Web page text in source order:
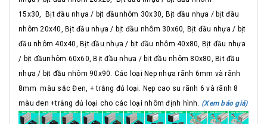
15x30, Bịt đầu nhựa / bịt đầunhôm 30x30, Bịt đầu nhựa / bịt đầu
nhôm 20x40, Bịt đầu nhựa / bịt đầu nhôm 30x60, Bịt đầu nhựa / bịt
đầu nhôm 40x40, Bịt đầu nhựa / bịt đầu nhôm 40x80, Bịt đầu nhựa
/ bịt đầunhôm 60x60, Bịt đầu nhựa / bịt đầu nhôm 80x80, Bịt đầu
nhựa / bịt đầu nhôm 90x90. Các loại Nẹp nhựa rãnh 6mm và rãnh
8mm màu sắc Đen, + trắng đủ loại. Nẹp cao su rãnh 6 và rãnh 8
màu đen +trắng đủ loại cho các loại nhôm định hình. (Xem báo giá)